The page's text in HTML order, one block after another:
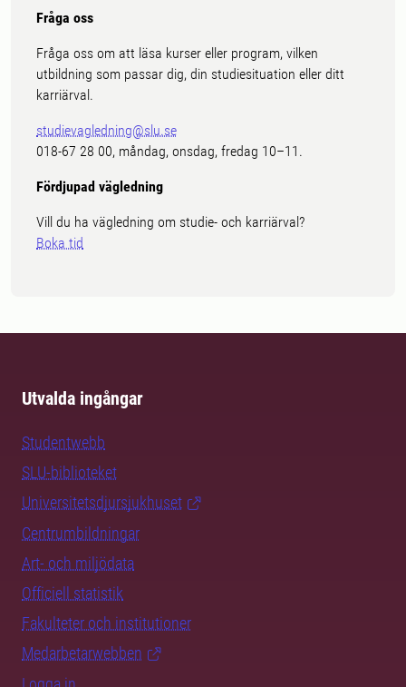
Fråga oss
Fråga oss om att läsa kurser eller program, vilken
utbildning som passar dig, din studiesituation eller ditt
karriärval.
studievagledning@slu.se
018-67 28 00, måndag, onsdag, fredag 10–11.
Fördjupad vägledning
Vill du ha vägledning om studie- och karriärval?
Boka tid
Utvalda ingångar
Studentwebb
SLU-biblioteket
Universitetsdjursjukhuset
Centrumbildningar
Art- och miljödata
Officiell statistik
Fakulteter och institutioner
Medarbetarwebben